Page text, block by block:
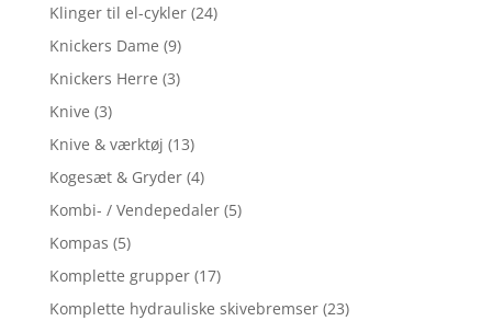
Klinger til el-cykler (24)
Knickers Dame (9)
Knickers Herre (3)
Knive (3)
Knive & værktøj (13)
Kogesæt & Gryder (4)
Kombi- / Vendepedaler (5)
Kompas (5)
Komplette grupper (17)
Komplette hydrauliske skivebremser (23)